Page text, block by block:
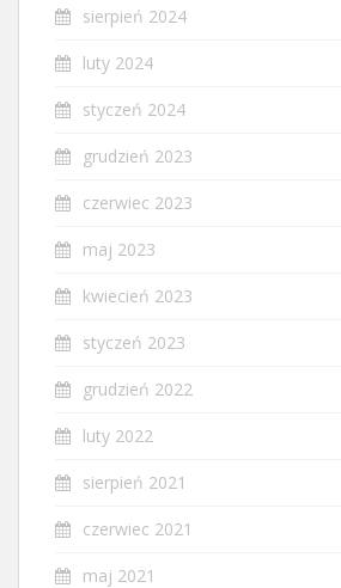
sierpień 2024
luty 2024
styczeń 2024
grudzień 2023
czerwiec 2023
maj 2023
kwiecień 2023
styczeń 2023
grudzień 2022
luty 2022
sierpień 2021
czerwiec 2021
maj 2021